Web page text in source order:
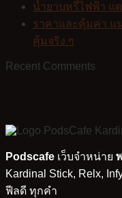
น้ำยาบุหรี่ไฟฟ้า แ
ราคาและคุ้มค่า แ
คุ้มจริง ๆ
Recent Comments
Podscafe เว็บจำหน่าย
Kardinal Stick, Relx,
ฟีลดี ทุกคำ